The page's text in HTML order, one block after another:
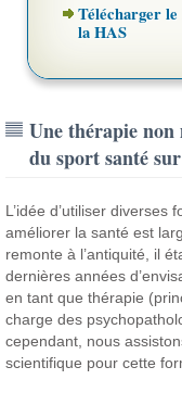
Télécharger le
la HAS
Une thérapie non
du sport santé
L’idée d’utiliser diverses
améliorer la santé est
remonte à l’antiquité, il
dernières années
en tant que thérapie
charge des
cependant, nous
scientifique pour cette